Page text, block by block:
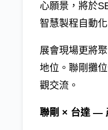
心願景，將於
智慧製程自動
展會現場更將
地位。聯剛攤
觀交流。
聯剛 × 台達 —